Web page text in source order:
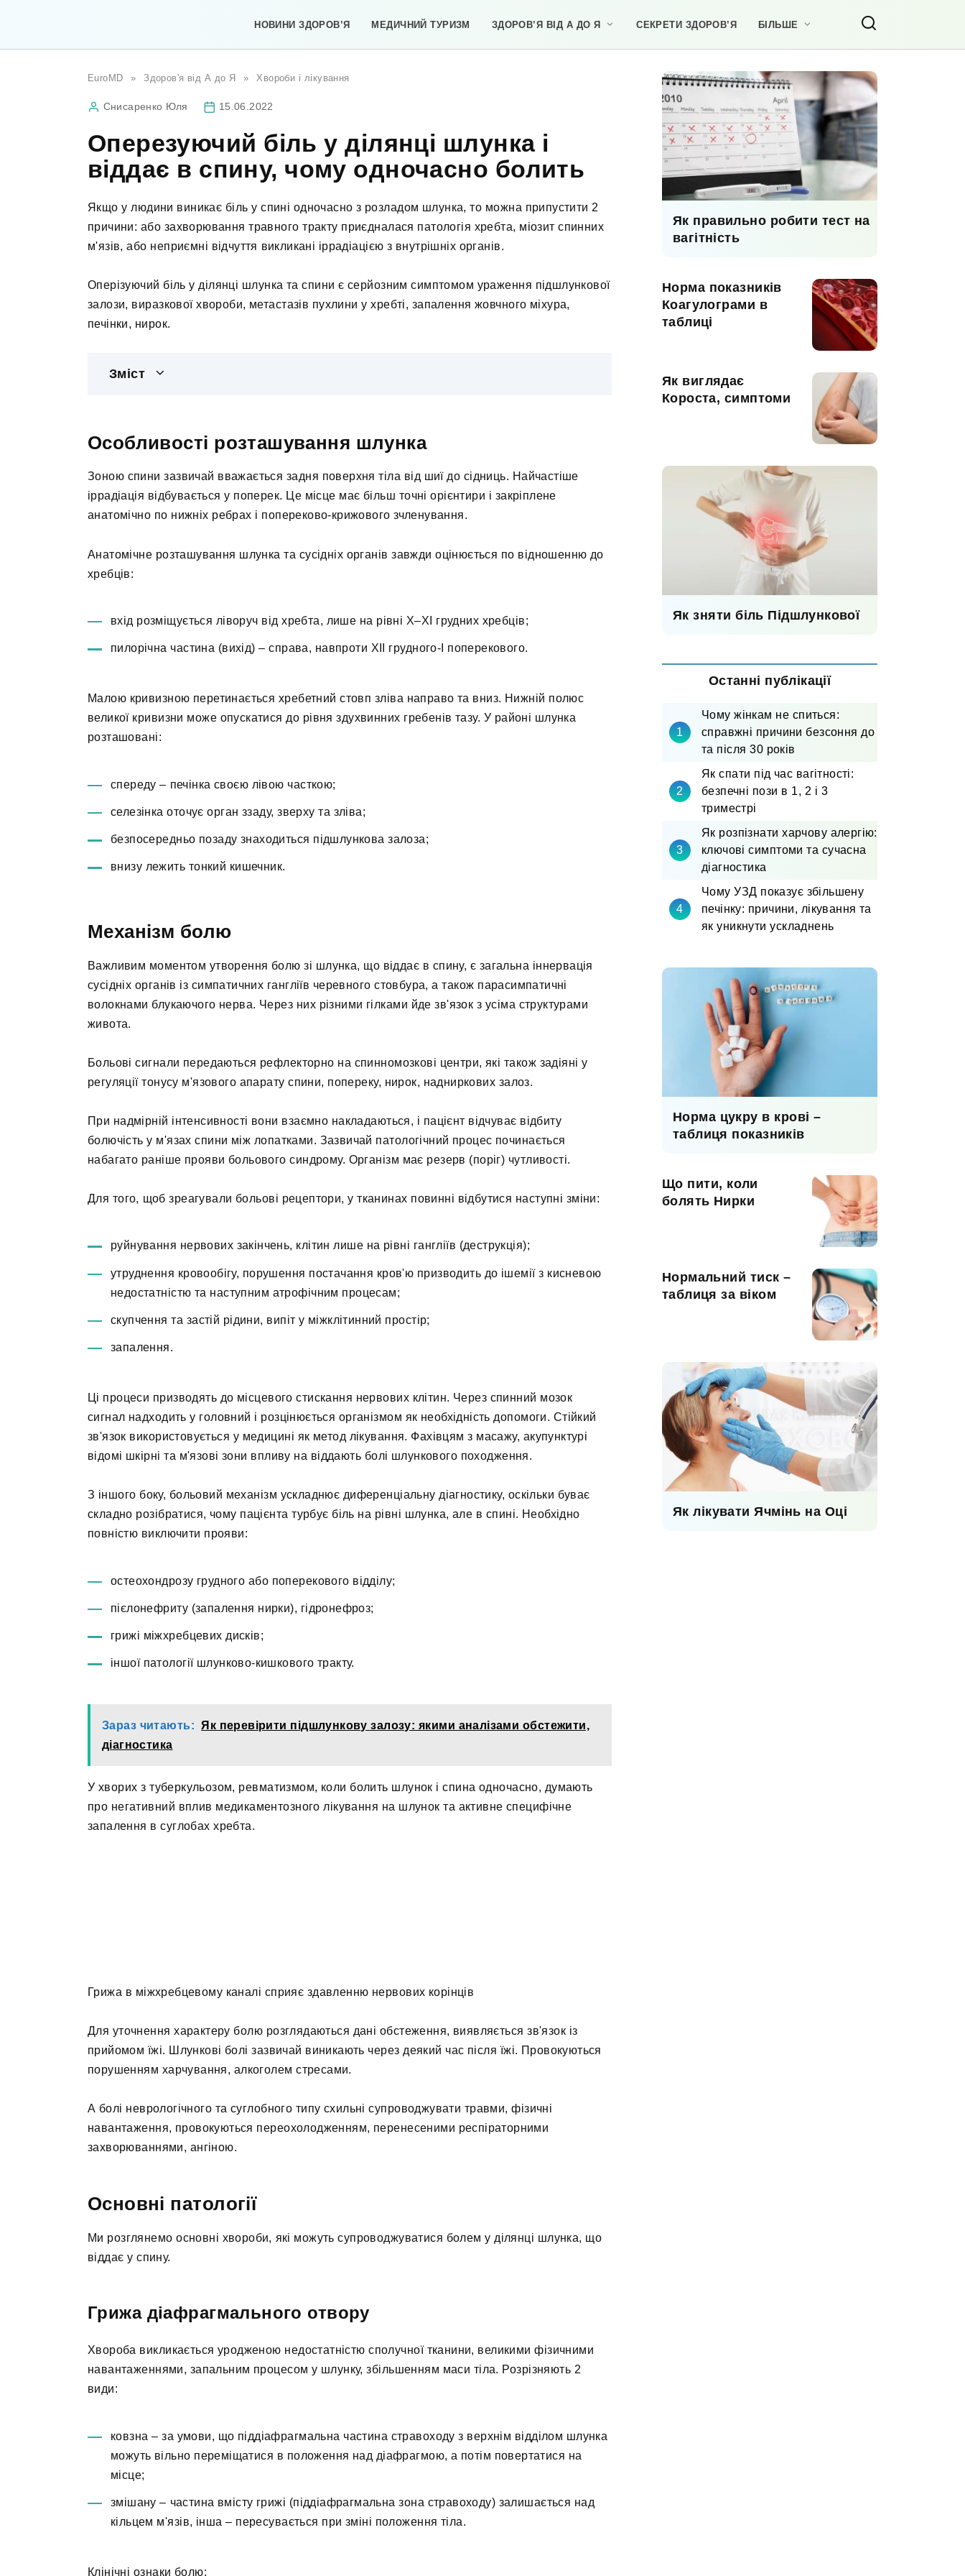
НОВИНИ ЗДОРОВ’Я МЕДИЧНИЙ ТУРИЗМ ЗДОРОВ’Я ВІД А ДО Я СЕКРЕТИ ЗДОРОВ’Я БІЛЬШЕ
EuroMD » Здоров'я від А до Я » Хвороби і лікування
Снисаренко Юля 15.06.2022
Оперезуючий біль у ділянці шлунка і
віддає в спину, чому одночасно болить
Якщо у людини виникає біль у спині одночасно з розладом шлунка, то можна припустити 2
причини: або захворювання травного тракту приєдналася патологія хребта, міозит спинних
м'язів, або неприємні відчуття викликані іррадіацією з внутрішніх органів.
Оперізуючий біль у ділянці шлунка та спини є серйозним симптомом ураження підшлункової
залози, виразкової хвороби, метастазів пухлини у хребті, запалення жовчного міхура,
печінки, нирок.
Зміст
Особливості розташування шлунка
Зоною спини зазвичай вважається задня поверхня тіла від шиї до сідниць. Найчастіше
іррадіація відбувається у поперек. Це місце має більш точні орієнтири і закріплене
анатомічно по нижніх ребрах і попереково-крижового зчленування.
Анатомічне розташування шлунка та сусідніх органів завжди оцінюється по відношенню до
хребців:
вхід розміщується ліворуч від хребта, лише на рівні X–XI грудних хребців;
пилорічна частина (вихід) – справа, навпроти XII грудного-I поперекового.
Малою кривизною перетинається хребетний стовп зліва направо та вниз. Нижній полюс
великої кривизни може опускатися до рівня здухвинних гребенів тазу. У районі шлунка
розташовані:
спереду – печінка своєю лівою часткою;
селезінка оточує орган ззаду, зверху та зліва;
безпосередньо позаду знаходиться підшлункова залоза;
внизу лежить тонкий кишечник.
Механізм болю
Важливим моментом утворення болю зі шлунка, що віддає в спину, є загальна іннервація
сусідніх органів із симпатичних гангліїв черевного стовбура, а також парасимпатичні
волокнами блукаючого нерва. Через них різними гілками йде зв'язок з усіма структурами
живота.
Больові сигнали передаються рефлекторно на спинномозкові центри, які також задіяні у
регуляції тонусу м'язового апарату спини, попереку, нирок, надниркових залоз.
При надмірній інтенсивності вони взаємно накладаються, і пацієнт відчуває відбиту
болючість у м'язах спини між лопатками. Зазвичай патологічний процес починається
набагато раніше прояви больового синдрому. Організм має резерв (поріг) чутливості.
Для того, щоб зреагували больові рецептори, у тканинах повинні відбутися наступні зміни:
руйнування нервових закінчень, клітин лише на рівні гангліїв (деструкція);
утруднення кровообігу, порушення постачання кров'ю призводить до ішемії з кисневою
недостатністю та наступним атрофічним процесам;
скупчення та застій рідини, випіт у міжклітинний простір;
запалення.
Ці процеси призводять до місцевого стискання нервових клітин. Через спинний мозок
сигнал надходить у головний і розцінюється організмом як необхідність допомоги. Стійкий
зв'язок використовується у медицині як метод лікування. Фахівцям з масажу, акупунктурі
відомі шкірні та м'язові зони впливу на віддають болі шлункового походження.
З іншого боку, больовий механізм ускладнює диференціальну діагностику, оскільки буває
складно розібратися, чому пацієнта турбує біль на рівні шлунка, але в спині. Необхідно
повністю виключити прояви:
остеохондрозу грудного або поперекового відділу;
пієлонефриту (запалення нирки), гідронефроз;
грижі міжхребцевих дисків;
іншої патології шлунково-кишкового тракту.
Зараз читають: Як перевірити підшлункову залозу: якими аналізами обстежити,
діагностика
У хворих з туберкульозом, ревматизмом, коли болить шлунок і спина одночасно, думають
про негативний вплив медикаментозного лікування на шлунок та активне специфічне
запалення в суглобах хребта.
Грижа в міжхребцевому каналі сприяє здавленню нервових корінців
Для уточнення характеру болю розглядаються дані обстеження, виявляється зв'язок із
прийомом їжі. Шлункові болі зазвичай виникають через деякий час після їжі. Провокуються
порушенням харчування, алкоголем стресами.
А болі неврологічного та суглобного типу схильні супроводжувати травми, фізичні
навантаження, провокуються переохолодженням, перенесеними респіраторними
захворюваннями, ангіною.
Основні патології
Ми розглянемо основні хвороби, які можуть супроводжуватися болем у ділянці шлунка, що
віддає у спину.
Грижа діафрагмального отвору
Хвороба викликається уродженою недостатністю сполучної тканини, великими фізичними
навантаженнями, запальним процесом у шлунку, збільшенням маси тіла. Розрізняють 2
види:
ковзна – за умови, що піддіафрагмальна частина стравоходу з верхнім відділом шлунка
можуть вільно переміщатися в положення над діафрагмою, а потім повертатися на
місце;
змішану – частина вмісту грижі (піддіафрагмальна зона стравоходу) залишається над
кільцем м'язів, інша – пересувається при зміні положення тіла.
Клінічні ознаки болю:
Як правильно робити тест на
вагітність
Норма показників
Коагулограми в
таблиці
Як виглядає
Короста, симптоми
Як зняти біль Підшлункової
Останні публікації
Чому жінкам не спиться:
справжні причини безсоння до
та після 30 років
Як спати під час вагітності:
безпечні пози в 1, 2 і 3
триместрі
Як розпізнати харчову алергію:
ключові симптоми та сучасна
діагностика
Чому УЗД показує збільшену
печінку: причини, лікування та
як уникнути ускладнень
Норма цукру в крові –
таблиця показників
Що пити, коли
болять Нирки
Нормальний тиск –
таблиця за віком
Як лікувати Ячмінь на Оці